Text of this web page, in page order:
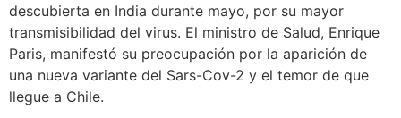
descubierta en India durante mayo, por su mayor
transmisibilidad del virus. El ministro de Salud, Enrique
Paris, manifestó su preocupación por la aparición de
una nueva variante del Sars-Cov-2 y el temor de que
llegue a Chile.